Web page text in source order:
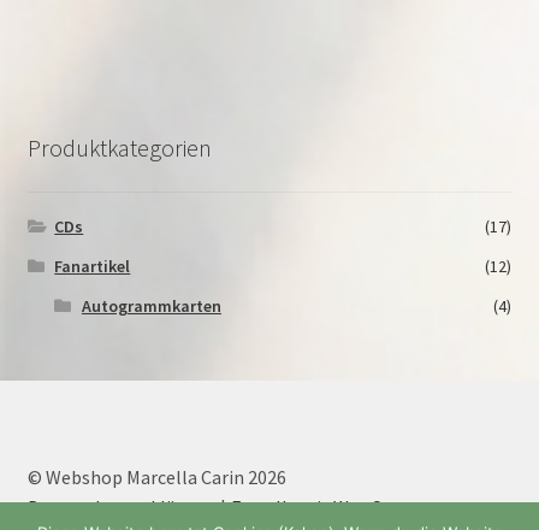
Produktkategorien
CDs
(17)
Fanartikel
(12)
Autogrammkarten
(4)
© Webshop Marcella Carin 2026
Datenschutzerklärung
Erstellt mit WooCommerce.